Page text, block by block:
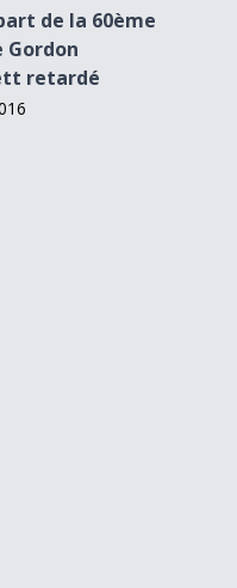
Bennett retardé
de la 60ème
Gordon
retardé